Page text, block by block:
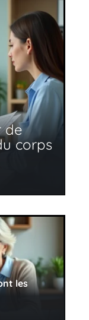
de
corps
les